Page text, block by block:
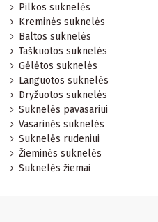
Pilkos suknelės
Kreminės suknelės
Baltos suknelės
Taškuotos suknelės
Gėlėtos suknelės
Languotos suknelės
Dryžuotos suknelės
Suknelės pavasariui
Vasarinės suknelės
Suknelės rudeniui
Žieminės suknelės
Suknelės žiemai